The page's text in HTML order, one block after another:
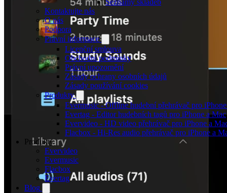
Seznamy skladeb
Kontaktujte nás
O nás
Podpora
Právní informace
Licenční smlouva
Obchodní podmínky
Právní upozornění
Zásady ochrany osobních údajů
Zásady používání cookies
Produkty
Evermusic - Offline hudební přehrávač pro
Evertag - Editor hudebních tagů pro iPhone a Mac
Evervideo - HD video přehrávač pro iPhone a
Flacbox - Hi-Res audio přehrávač pro iPhone a
Produkty
Evervideo
Evermusic
Flacbox
Evertag
Blog